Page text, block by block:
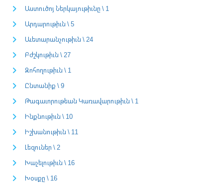
Աստուծոյ Ներկայութիւնը \ 1
Արդարութիւն \ 5
Աւետարանչութիւն \ 24
Բժշկութիւն \ 27
Զոհողութիւն \ 1
Ընտանիք \ 9
Թագաւորութեան Կառավարութիւն \ 1
Ինքնութիւն \ 10
Իշխանութիւն \ 11
Լեզուներ \ 2
Խաչելութիւն \ 16
Խօսքը \ 16